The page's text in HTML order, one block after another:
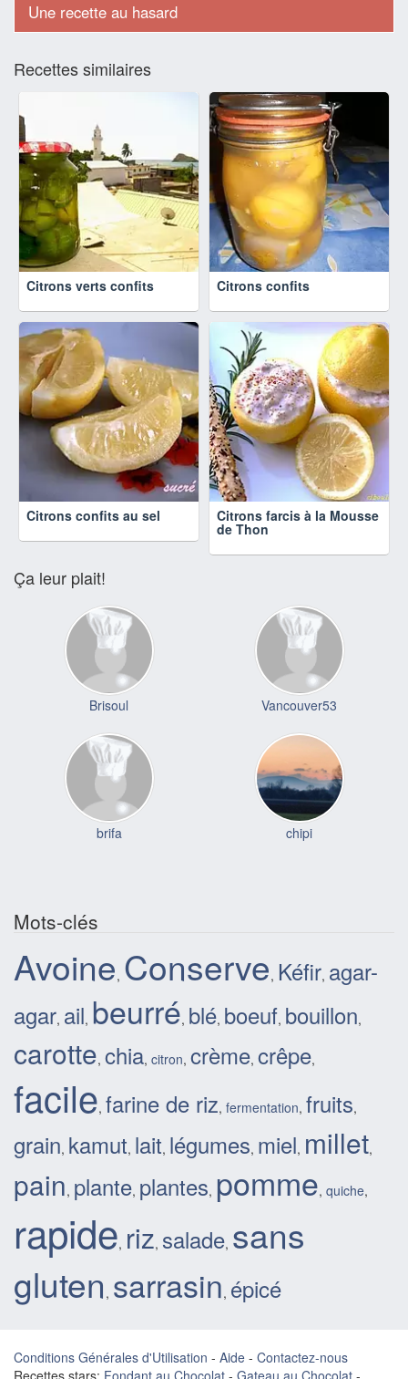
Une recette au hasard
Recettes similaires
Citrons verts confits Citrons confits
Citrons confits au sel Citrons farcis à la Mousse
de Thon
Ça leur plait!
Brisoul Vancouver53
brifa chipi
Mots-clés
Avoine, Conserve, Kéfir, agar-
agar, ail, beurré, blé, boeuf, bouillon,
carotte, chia, citron, crème, crêpe,
facile, farine de riz, fermentation, fruits,
grain, kamut, lait, légumes, miel, millet,
pain, plante, plantes, pomme, quiche,
rapide, riz, salade, sans
gluten , sarrasin, épicé
Conditions Générales d'Utilisation - Aide - Contactez-nous